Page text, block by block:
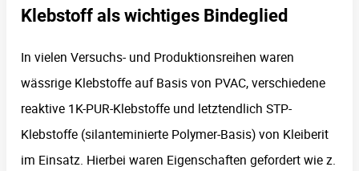
Klebstoff als wichtiges Bindeglied
In vielen Versuchs- und Produktionsreihen waren
wässrige Klebstoffe auf Basis von PVAC, verschiedene
reaktive 1K-PUR-Klebstoffe und letztendlich STP-
Klebstoffe (silanteminierte Polymer-Basis) von Kleiberit
im Einsatz. Hierbei waren Eigenschaften gefordert wie z.